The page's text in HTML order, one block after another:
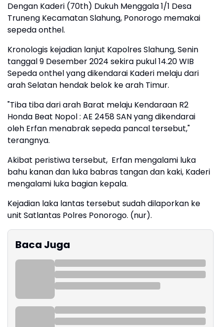
Dengan Kaderi (70th) Dukuh Menggala 1/1 Desa
Truneng Kecamatan Slahung, Ponorogo memakai
sepeda onthel.
Kronologis kejadian lanjut Kapolres Slahung, Senin
tanggal 9 Desember 2024 sekira pukul 14.20 WIB
Sepeda onthel yang dikendarai Kaderi melaju dari
arah Selatan hendak belok ke arah Timur.
"Tiba tiba dari arah Barat melaju Kendaraan R2
Honda Beat Nopol : AE 2458 SAN yang dikendarai
oleh Erfan menabrak sepeda pancal tersebut,"
terangnya.
Akibat peristiwa tersebut, Erfan mengalami luka
bahu kanan dan luka babras tangan dan kaki, Kaderi
mengalami luka bagian kepala.
Kejadian laka lantas tersebut sudah dilaporkan ke
unit Satlantas Polres Ponorogo. (nur).
Baca Juga